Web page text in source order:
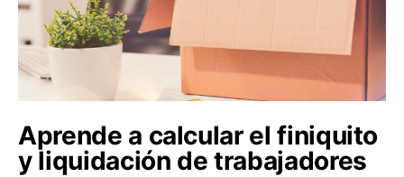
Aprende a calcular el finiquito
y liquidación de trabajadores